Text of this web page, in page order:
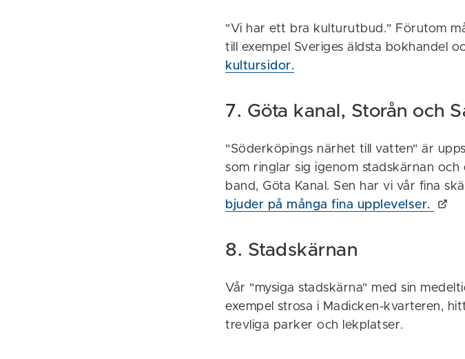
"Vi har ett bra kulturutbud." Förutom
till exempel Sveriges äldsta bokhandel
kultursidor.
7. Göta kanal, Storån och
"Söderköpings närhet till vatten" är
som ringlar sig igenom stadskärnan
band, Göta Kanal. Sen har vi vår fina
bjuder på många fina upplevelser.
8. Stadskärnan
Vår "mysiga stadskärna" med sin
exempel strosa i Madicken-kvarteren,
trevliga parker och lekplatser.